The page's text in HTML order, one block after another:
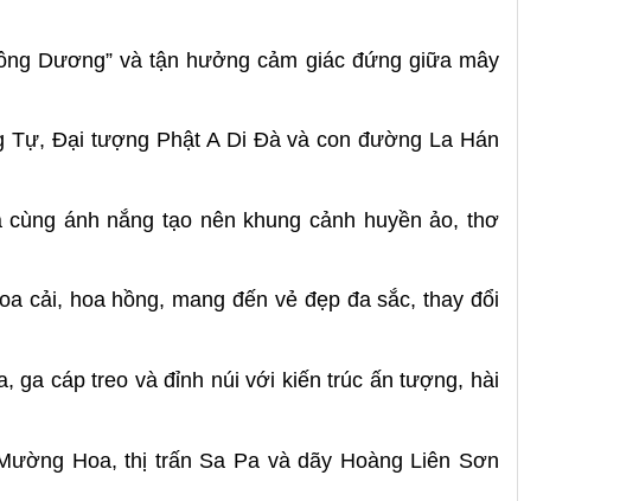
Dương” và tận hưởng cảm giác đứng giữa mây
Tự, Đại tượng Phật A Di Đà và con đường La Hán
ánh nắng tạo nên khung cảnh huyền ảo, thơ
cải, hoa hồng, mang đến vẻ đẹp đa sắc, thay đổi
ga cáp treo và đỉnh núi với kiến trúc ấn tượng, hài
Hoa, thị trấn Sa Pa và dãy Hoàng Liên Sơn